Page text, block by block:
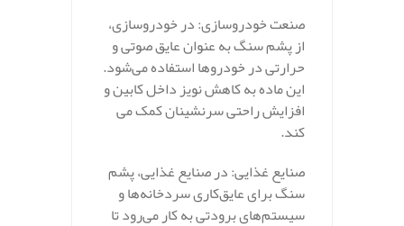
صنعت خودروسازی: در خودروسازی،
از پشم سنگ به عنوان عایق صوتی و
حرارتی در خودروها استفاده می‌شود.
این ماده به کاهش نویز داخل کابین و
افزایش راحتی سرنشینان کمک می‌
کند.
صنایع غذایی: در صنایع غذایی، پشم
سنگ برای عایق‌کاری سردخانه‌ها و
سیستم‌های برودتی به کار می‌رود تا